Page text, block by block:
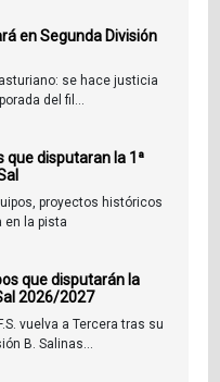
en Segunda División
se hace justicia
del fil...
que disputaran la 1ª
proyectos históricos
en la pista
que disputarán la
2026/2027
vuelva a Tercera tras su
B. Salinas...